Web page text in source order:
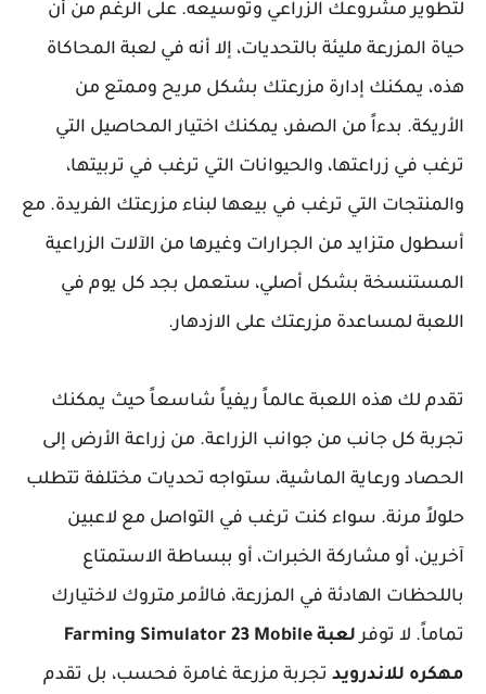
لتطوير مشروعك الزراعي وتوسيعه. على الرغم من أن
حياة المزرعة مليئة بالتحديات، إلا أنه في لعبة المحاكاة
هذه، يمكنك إدارة مزرعتك بشكل مريح وممتع من
الأريكة. بدءاً من الصفر، يمكنك اختيار المحاصيل التي
ترغب في زراعتها، والحيوانات التي ترغب في تربيتها،
والمنتجات التي ترغب في بيعها لبناء مزرعتك الفريدة. مع
أسطول متزايد من الجرارات وغيرها من الآلات الزراعية
المستنسخة بشكل أصلي، ستعمل بجد كل يوم في
اللعبة لمساعدة مزرعتك على الازدهار.
تقدم لك هذه اللعبة عالماً ريفياً شاسعاً حيث يمكنك
تجربة كل جانب من جوانب الزراعة. من زراعة الأرض إلى
الحصاد ورعاية الماشية، ستواجه تحديات مختلفة تتطلب
حلولاً مرنة. سواء كنت ترغب في التواصل مع لاعبين
آخرين، أو مشاركة الخبرات، أو ببساطة الاستمتاع
باللحظات الهادئة في المزرعة، فالأمر متروك لاختيارك
تماماً. لا توفر
لعبة Farming Simulator 23 Mobile
مهكره للاندرويد تجربة مزرعة غامرة فحسب، بل تقدم